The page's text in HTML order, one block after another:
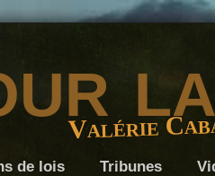
Valérie
de lois Tribunes